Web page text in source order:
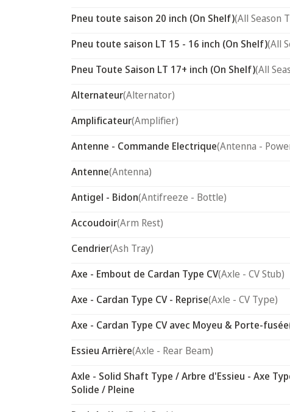
Pneu toute saison 20 inch (On Shelf)(All Season
Pneu toute saison LT 15 - 16 inch (On Shelf)(All
Pneu Toute Saison LT 17+ inch (On Shelf)(All
Alternateur(Alternator)
Amplificateur(Amplifier)
Antenne - Commande Electrique(Antenna -
Antenne(Antenna)
Antigel - Bidon(Antifreeze - Bottle)
Accoudoir(Arm Rest)
Cendrier(Ash Tray)
Axe - Embout de Cardan Type CV(Axle - CV Stub)
Axe - Cardan Type CV - Reprise(Axle - CV Type)
Axe - Cardan Type CV avec Moyeu & Porte-fusée
Essieu Arrière(Axle - Rear Beam)
Axle - Solid Shaft Type / Arbre d'Essieu - Axe
Solide / Pleine